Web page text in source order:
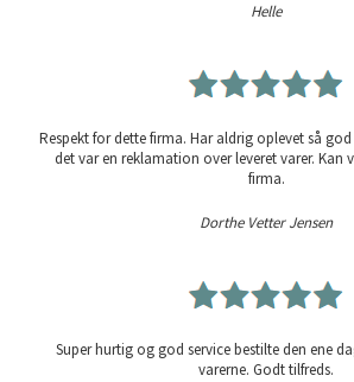
Helle
Respekt for dette firma. Har aldrig oplevet så
det var en reklamation over leveret varer. Kan
firma.
Dorthe Vetter Jensen
Super hurtig og god service bestilte den ene
varerne. Godt tilfreds.